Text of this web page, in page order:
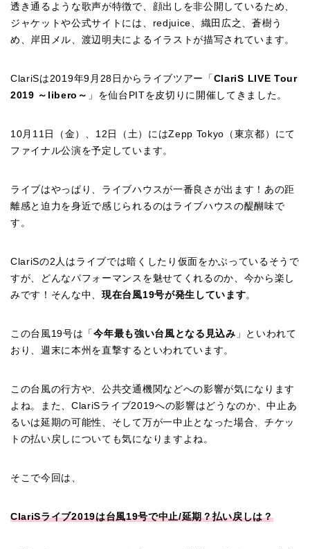
透き通るような歌声が特徴で、顔出しを非公開しているため、
ジャケットや公式サイトには、 redjuice 、織田広之、蒼樹う
め、岸田メル、渡辺明夫によるイラストが描写されています。
ClariSは 2019年9 月 28 日からライブツアー「 ClariS LIVE Tour
2019 ～ libero ～ 」を仙台 PITを皮切りに開催してきました。
10 月 11 日（金）、 12 日（土）にはZepp Tokyo （東京都）にて
ファイナル公演を予定しています。
ライブはやっぱり、ライブハウスが一番良さが出ます！あの距
離感と迫力を身近で感じられるのはライブハウスの醍醐味で
す。
ClariSの2 人はライブでは暗くしたり仮面をかぶっているそうで
すが、どんなパフォーマンスを魅せてくれるのか、今から楽し
みです！そんな中、現在台風19号が発生しています。
この台風19号は「今年最も強い台風となる見込み 」といわれて
おり、週末に本州を直撃するといわれています。
この台風の行方や、公共交通機関などへの影響が気になります
よね。また、ClariSライブ2019への影響はどうなのか、中止あ
るいは延期の可能性、そして万が一中止となった場合、チケッ
トの払い戻しについても気になりますよね。
そこで今回は、
ClariSライブ2019は台風19号で中止/延期？払い戻しは？